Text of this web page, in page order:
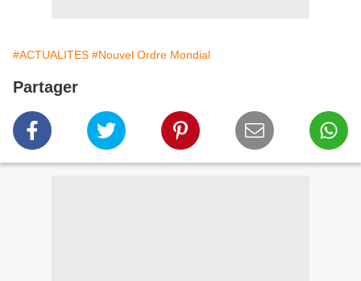
#ACTUALITES #Nouvel Ordre Mondial
Partager